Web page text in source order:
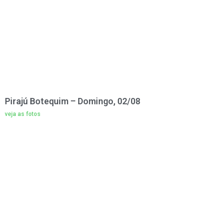
Pirajú Botequim – Domingo, 02/08
veja as fotos